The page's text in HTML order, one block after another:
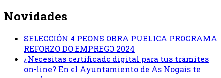
Novidades
SELECCIÓN 4 PEONS OBRA PUBLICA PROGRAMA
REFORZO DO EMPREGO 2024
¿Necesitas certificado digital para tus trámites
on-line? En el Ayuntamiento de As Nogais te